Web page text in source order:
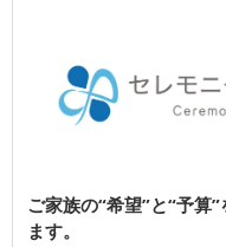
ご家族の“希望”と“予算
ます。